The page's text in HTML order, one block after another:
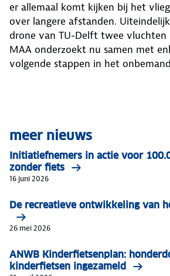
er allemaal komt kijken bij het
over langere afstanden.
drone van TU-Delft twee vluchten
MAA onderzoekt nu samen met
volgende stappen in het
meer nieuws
Initiatiefnemers in actie voor
zonder fiets
16 juni 2026
De recreatieve ontwikkeling van
26 mei 2026
ANWB Kinderfietsenplan:
kinderfietsen ingezameld